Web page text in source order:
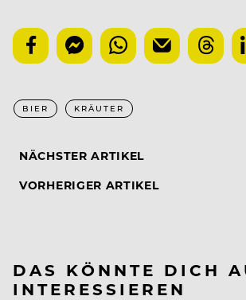
BIER KRÄUTER
NÄCHSTER ARTIKEL
VORHERIGER ARTIKEL
DAS KÖNNTE DICH
INTERESSIEREN